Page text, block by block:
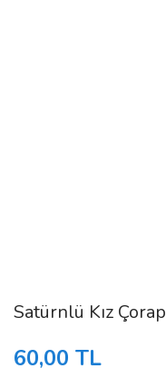
Satürnlü Kız Çorap
60,00 TL